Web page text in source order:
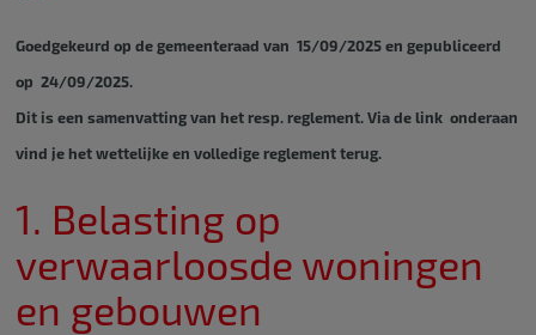
Goedgekeurd op de gemeenteraad van 15/09/2025 en gepubliceerd
op 24/09/2025.
Dit is een samenvatting van het resp. reglement. Via de link onderaan
vind je het wettelijke en volledige reglement terug.
1. Belasting op
verwaarloosde woningen
en gebouwen